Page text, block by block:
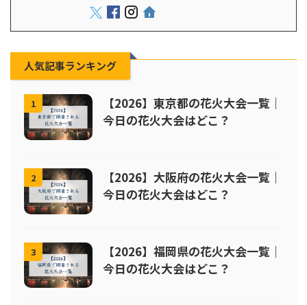
人気記事ランキング
1
【2026】東京都の花火大会一覧｜
今日の花火大会はどこ？
2
【2026】大阪府の花火大会一覧｜
今日の花火大会はどこ？
3
【2026】福岡県の花火大会一覧｜
今日の花火大会はどこ？